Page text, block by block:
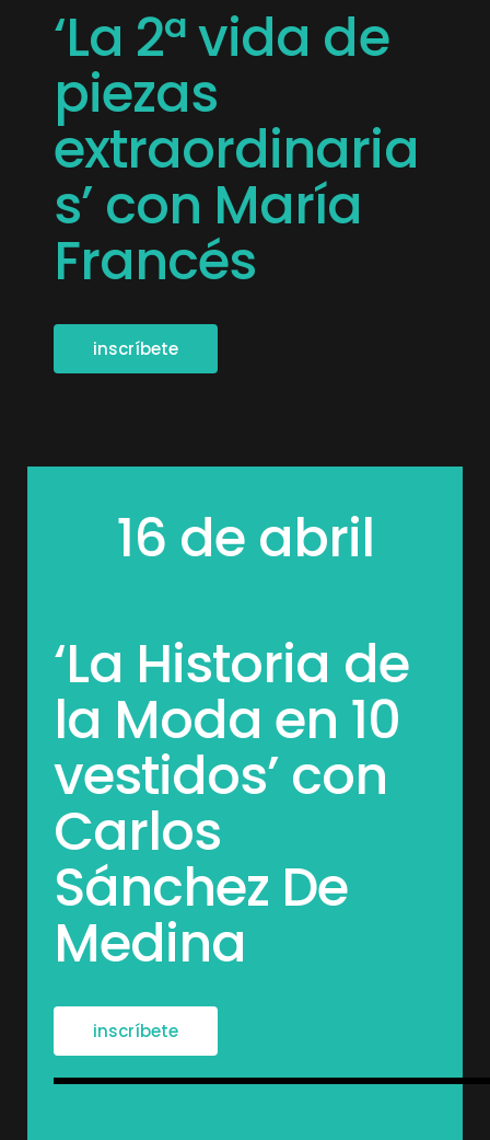
‘La 2ª vida de
piezas
extraordinaria
s’ con María
Francés
inscríbete
16 de abril
‘La Historia de
la Moda en 10
vestidos’ con
Carlos
Sánchez De
Medina
inscríbete